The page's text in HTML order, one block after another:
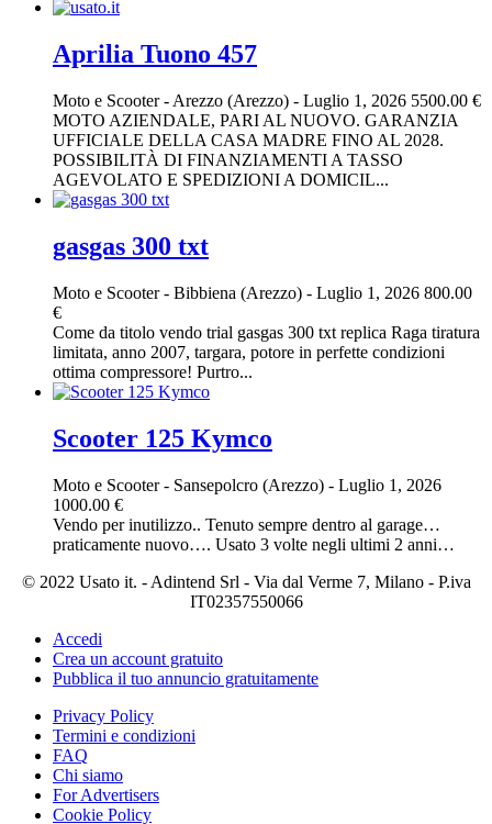
Aprilia Tuono 457
Moto e Scooter- Arezzo (Arezzo) - Luglio 1, 2026 5500.00 €
MOTO AZIENDALE, PARI AL NUOVO. GARANZIA
UFFICIALE DELLA CASA MADRE FINO AL 2028.
POSSIBILITÀ DI FINANZIAMENTI A TASSO
AGEVOLATO E SPEDIZIONI A DOMICIL...
gasgas 300 txt
Moto e Scooter- Bibbiena (Arezzo) - Luglio 1, 2026 800.00
€
Come da titolo vendo trial gasgas 300 txt replica Raga tiratura
limitata, anno 2007, targara, potore in perfette condizioni
ottima compressore! Purtro...
Scooter 125 Kymco
Moto e Scooter- Sansepolcro (Arezzo) - Luglio 1, 2026
1000.00 €
Vendo per inutilizzo.. Tenuto sempre dentro al garage…
praticamente nuovo…. Usato 3 volte negli ultimi 2 anni…
© 2022 Usato it. - Adintend Srl - Via dal Verme 7, Milano - P.iva
IT02357550066
Accedi
Crea un account gratuito
Pubblica il tuo annuncio gratuitamente
Privacy Policy
Termini e condizioni
FAQ
Chi siamo
For Advertisers
Cookie Policy